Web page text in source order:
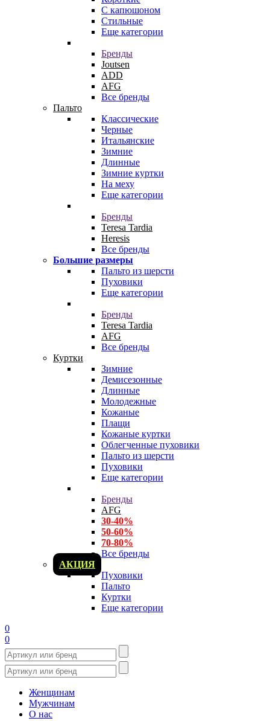
С капюшоном
Стильные
Еще категории
Бренды
Joutsen
ADD
AFG
Все бренды
Пальто
Классические
Черные
Итальянские
Зимние
Длинные
Зимние куртки
На меху
Еще категории
Бренды
Teresa Tardia
Heresis
Все бренды
Большие размеры
Пальто из шерсти
Пуховики
Еще категории
Бренды
Teresa Tardia
AFG
Все бренды
Куртки
Зимние
Демисезонные
Длинные
Молодежные
Кожаные
Плащи
Кожаные куртки
Облегченные пуховики
Пальто из шерсти
Пуховики
Еще категории
Бренды
AFG
30-40%
50-60%
70-80%
Все бренды
АКЦИЯ
Пуховики
Пальто
Куртки
Еще категории
0
0
Женщинам
Мужчинам
О нас